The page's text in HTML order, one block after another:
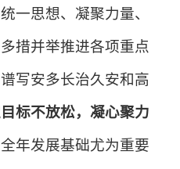
一思想、凝聚力量、
措并举推进各项重点
写安多长治久安和高
标不放松，凝心聚力
年发展基础尤为重要